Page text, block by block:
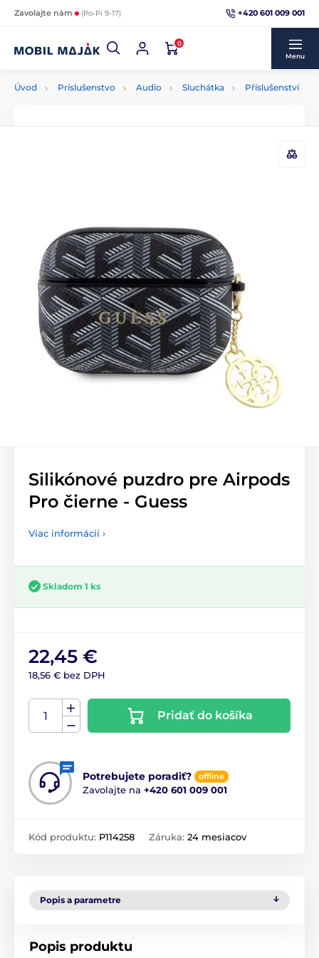
Zavolajte nám (Po-Pi 9-17) +420 601 009 001
0
Menu
Úvod Príslušenstvo Audio Sluchátka Příslušenství
Silikónové puzdro pre Airpods
Pro čierne - Guess
Viac informácií ›
Skladom 1 ks
22,45 €
18,56 € bez DPH
Pridať do košíka
Potrebujete poradiť? offline
Zavolajte na +420 601 009 001
Kód produktu: P114258 Záruka: 24 mesiacov
Popis a parametre
Popis produktu